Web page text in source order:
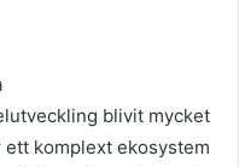
blivit mycket
komplext ekosystem